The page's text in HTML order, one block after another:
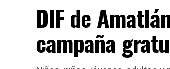
DIF de
campaña